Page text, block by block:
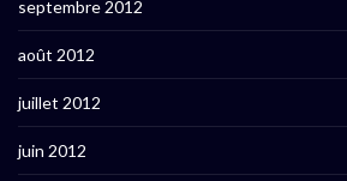
septembre 2012
août 2012
juillet 2012
juin 2012